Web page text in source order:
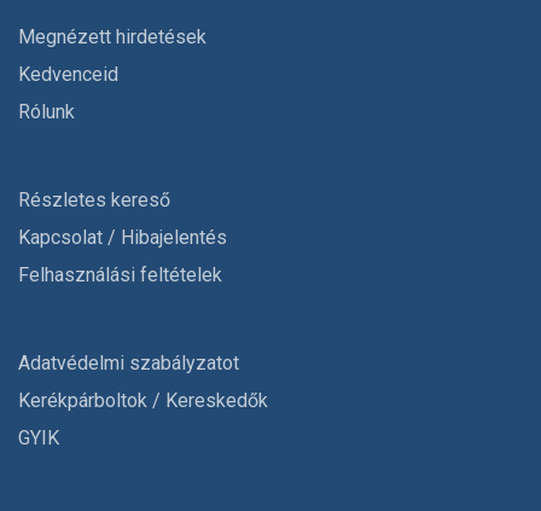
Megnézett hirdetések
Kedvenceid
Rólunk
Részletes kereső
Kapcsolat / Hibajelentés
Felhasználási feltételek
Adatvédelmi szabályzatot
Kerékpárboltok / Kereskedők
GYIK